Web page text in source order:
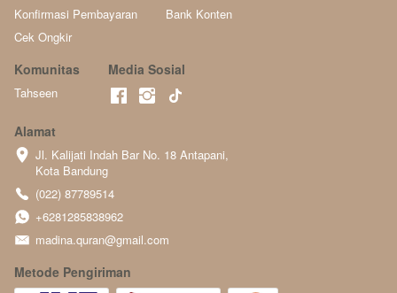
Konfirmasi Pembayaran
Cek Ongkir
Bank Konten
Komunitas
Tahseen
Media Sosial
Alamat
Jl. Kalijati Indah Bar No. 18 Antapani,
Kota Bandung
(022) 87789514
+6281285838962
madina.quran@gmail.com
Metode Pengiriman